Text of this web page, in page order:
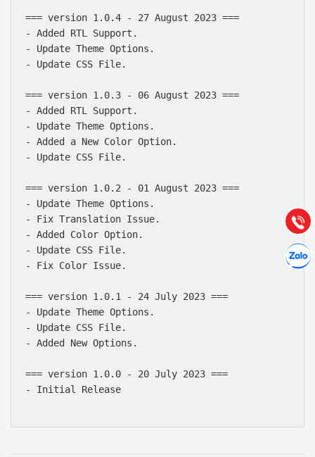
=== version 1.0.4 - 27 August 2023 ===
- Added RTL Support.
- Update Theme Options.
- Update CSS File.
=== version 1.0.3 - 06 August 2023 ===
- Added RTL Support.
- Update Theme Options.
- Added a New Color Option.
- Update CSS File.
=== version 1.0.2 - 01 August 2023 ===
- Update Theme Options.
- Fix Translation Issue.
- Added Color Option.
- Update CSS File.
- Fix Color Issue.
=== version 1.0.1 - 24 July 2023 ===
- Update Theme Options.
- Update CSS File.
- Added New Options.
=== version 1.0.0 - 20 July 2023 ===
- Initial Release
Gọi
Hướng dẫn & Hỗ trợ:
(028) 22.166.144
Chát